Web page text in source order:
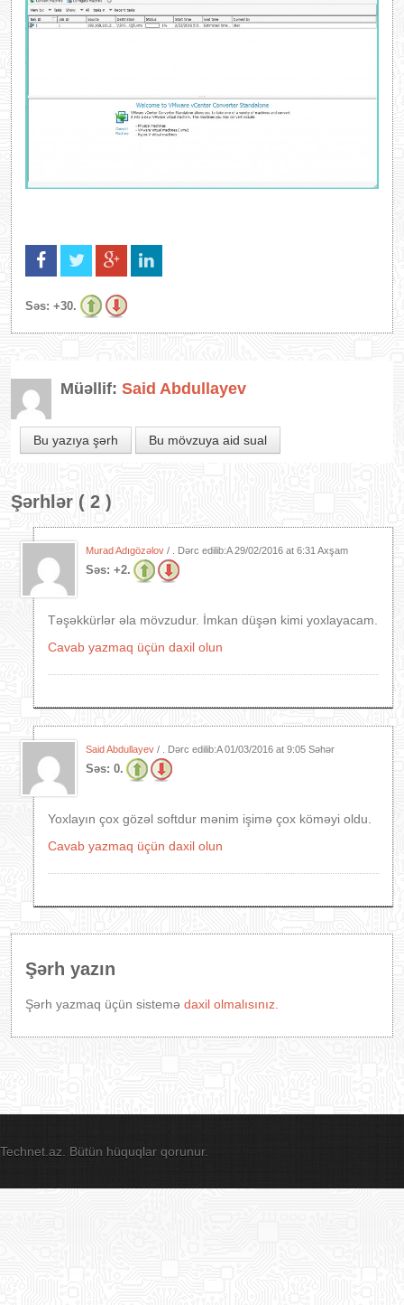
Səs: +30.
Müəllif: Said Abdullayev
Bu yazıya şərh Bu mövzuya aid sual
Şərhlər ( 2 )
Murad Adıgözəlov / . Dərc edilib:A29/02/2016 at 6:31 Axşam
Səs: +2.
Təşəkkürlər əla mövzudur. İmkan düşən kimi yoxlayacam.
Cavab yazmaq üçün daxil olun
Said Abdullayev / . Dərc edilib:A01/03/2016 at 9:05 Səhər
Səs: 0.
Yoxlayın çox gözəl softdur mənim işimə çox köməyi oldu.
Cavab yazmaq üçün daxil olun
Şərh yazın
Şərh yazmaq üçün sistemə daxil olmalısınız.
Technet.az. Bütün hüquqlar qorunur.